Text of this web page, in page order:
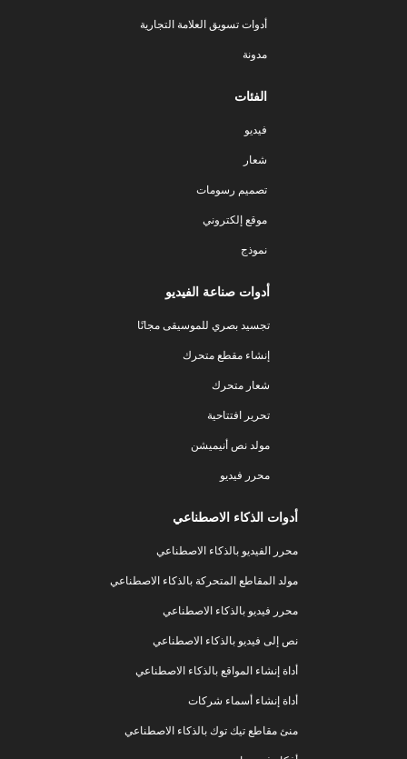
أدوات تسويق العلامة التجارية
مدونة
الفئات
فيديو
شعار
تصميم رسومات
موقع إلكتروني
نموذج
أدوات صناعة الفيديو
تجسيد بصري للموسيقى مجانًا
إنشاء مقطع متحرك
شعار متحرك
تحرير افتتاحية
مولد نص أنيميشن
محرر فيديو
أدوات الذكاء الاصطناعي
محرر الفيديو بالذكاء الاصطناعي
مولد المقاطع المتحركة بالذكاء الاصطناعي
محرر فيديو بالذكاء الاصطناعي
نص إلى فيديو بالذكاء الاصطناعي
أداة إنشاء المواقع بالذكاء الاصطناعي
أداة إنشاء أسماء شركات
منئ مقاطع تيك توك بالذكاء الاصطناعي